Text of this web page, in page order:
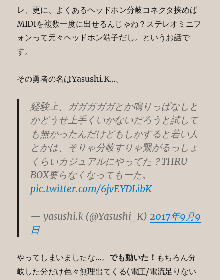
レ、更に、よくあるヘッドホン分岐コネクタ挟めば
MIDIを複数一度に出せるんじゃね？ステレオミニフ
ォンって元々ヘッドホン端子だし。というお話で
す。
その勇者の名はYasushi.K…。
経験上、ガガガガガとか鳴りっぱなしと
かどうせ上手くいかないだろうと試して
も無かったんだけどもしかすると若い人
とかは、そりゃ分岐すりゃ繋がるっしょ
くらいカジュアルにやってた？THRU
BOX要らなくなってもーた。
pic.twitter.com/6jvEYDLibK
— yasushi.k (@Yasushi_K)2017年9月9
日
やってしまいましたな…。でも動いた！ もちろん分
岐した分だけ色々無理出てくる(電圧/電流足りない